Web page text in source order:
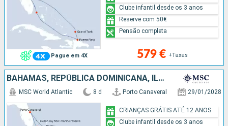
Pague em 4X 579 € +Taxas
Clube infantil desde os 3 anos
Reserve com 50€
Pensão completa
BAHAMAS, REPÚBLICA DOMINICANA, ILHAS TURCAS E CAICOS, ESTADOS UNIDOS
MSC World Atlantic 8 d Porto Canaveral 29/01/2028
CRIANÇAS GRÁTIS ATÉ 12 ANOS
Clube infantil desde os 3 anos